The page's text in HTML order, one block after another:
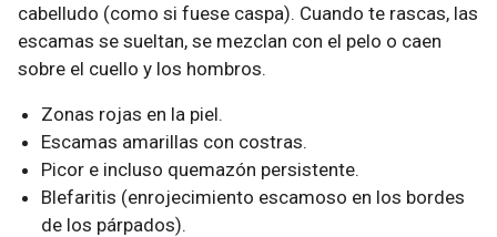
cabelludo (como si fuese caspa). Cuando te rascas, las
escamas se sueltan, se mezclan con el pelo o caen
sobre el cuello y los hombros.
Zonas rojas en la piel.
Escamas amarillas con costras.
Picor e incluso quemazón persistente.
Blefaritis (enrojecimiento escamoso en los bordes
de los párpados).